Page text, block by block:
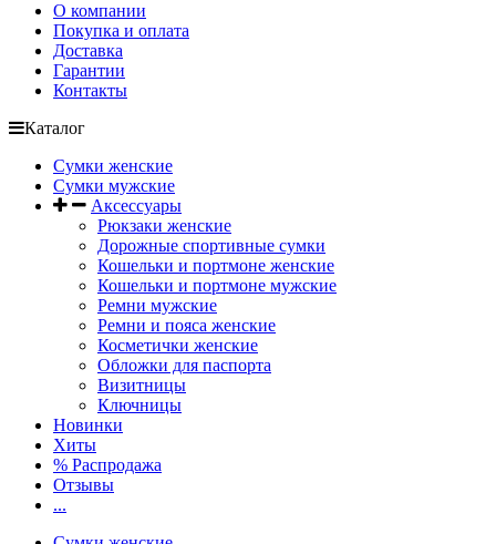
О компании
Покупка и оплата
Доставка
Гарантии
Контакты
Каталог
Сумки женские
Сумки мужские
Аксессуары
Рюкзаки женские
Дорожные спортивные сумки
Кошельки и портмоне женские
Кошельки и портмоне мужские
Ремни мужские
Ремни и пояса женские
Косметички женские
Обложки для паспорта
Визитницы
Ключницы
Новинки
Хиты
% Распродажа
Отзывы
...